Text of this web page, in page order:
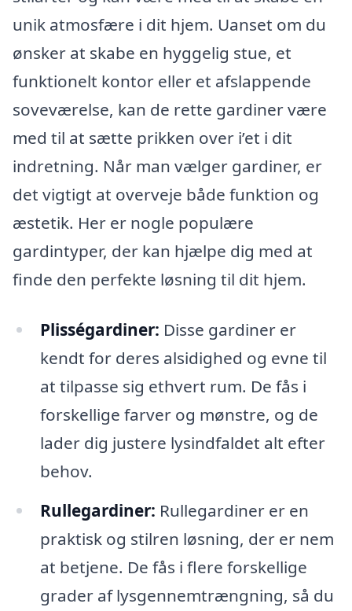
unik atmosfære i dit hjem. Uanset om du
ønsker at skabe en hyggelig stue, et
funktionelt kontor eller et afslappende
soveværelse, kan de rette gardiner være
med til at sætte prikken over i’et i dit
indretning. Når man vælger gardiner, er
det vigtigt at overveje både funktion og
æstetik. Her er nogle populære
gardintyper, der kan hjælpe dig med at
finde den perfekte løsning til dit hjem.
Plisségardiner: Disse gardiner er
kendt for deres alsidighed og evne til
at tilpasse sig ethvert rum. De fås i
forskellige farver og mønstre, og de
lader dig justere lysindfaldet alt efter
behov.
Rullegardiner: Rullegardiner er en
praktisk og stilren løsning, der er nem
at betjene. De fås i flere forskellige
grader af lysgennemtrængning, så du